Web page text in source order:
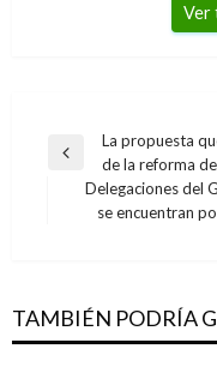
Ver
Navegación
entradas
Entrada
anterior
La propuesta
de la reforma
Entrada
Delegaciones del
se encuentran
TAMBIÉN PODRÍA